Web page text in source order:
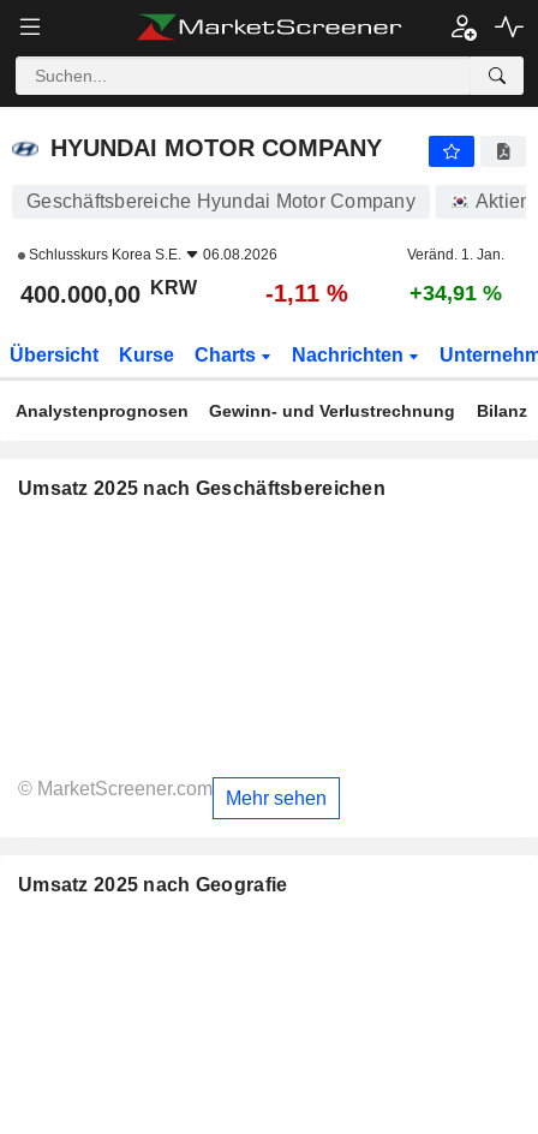
HYUNDAI MOTOR COMPANY
Geschäftsbereiche Hyundai Motor Company Aktien
Schlusskurs Korea S.E. 06.08.2026 Veränd. 1. Jan.
400.000,00 KRW -1,11 % +34,91 %
Übersicht Kurse Charts Nachrichten
Analystenprognosen Gewinn- und Verlustrechnung Bilanz
Umsatz 2025 nach Geschäftsbereichen
© MarketScreener.com Mehr sehen
Umsatz 2025 nach Geografie